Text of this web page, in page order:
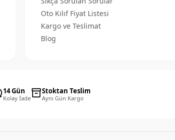
Oto Kılıf Fiyat Listesi
Kargo ve Teslimat
Blog
14 Gün
Kolay İadeinventory_2Stoktan Teslim
Aynı Gün Kargo